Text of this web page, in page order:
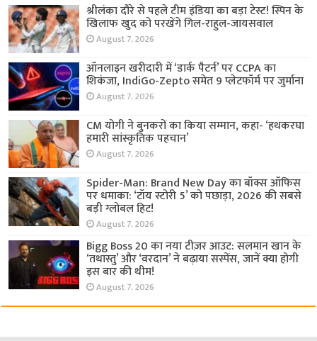
श्रीलंका दौरे से पहले टीम इंडिया का बड़ा टेस्ट! स्पिन के
खिलाफ खुद को परखेंगे गिल-राहुल-जायसवाल
August 7, 2026
ऑनलाइन खरीदारी में ‘डार्क पैटर्न’ पर CCPA का
शिकंजा, IndiGo-Zepto समेत 9 प्लेटफॉर्म पर जुर्माना
August 7, 2026
CM योगी ने बुनकरों का किया सम्मान, कहा- ‘हथकरघा
हमारी सांस्कृतिक पहचान’
August 7, 2026
Spider-Man: Brand New Day का बॉक्स ऑफिस
पर धमाका: ‘टॉय स्टोरी 5’ को पछाड़ा, 2026 की सबसे
बड़ी ग्लोबल हिट!
August 7, 2026
Bigg Boss 20 का नया टीज़र आउट: सलमान खान के
‘तथास्तु’ और ‘वरदान’ ने बढ़ाया सस्पेंस, जानें क्या होगी
इस बार की थीम!
August 7, 2026